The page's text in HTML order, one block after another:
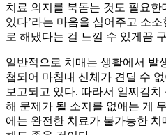
치료 의지를 북돋는 것도 필요한
있다’라는 마음을 심어주고 소
로 해냈다는 걸 느낄 수 있게끔
일반적으로 치매는 생활에서 발
첩되어 마침내 신체가 견딜 수
보고되고 있다. 따라서 일찌감
해 문제가 될 소지를 없애는 게
에는 완전한 치료가 불가능한